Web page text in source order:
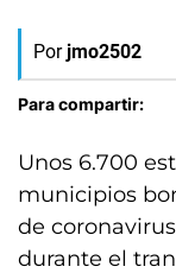
Por jmo2502
Para compartir:
Unos 6.700
municipios
de
durante el